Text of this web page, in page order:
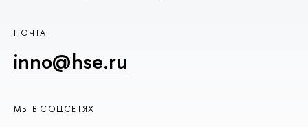
ПОЧТА
inno@hse.ru
МЫ В СОЦСЕТЯХ